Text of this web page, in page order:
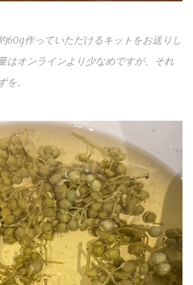
60g作っていただけるキットをお送りし
はオンラインより少なめですが、それ
。